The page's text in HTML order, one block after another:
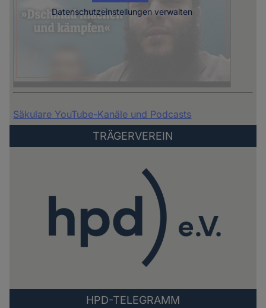
Datenschutzeinstellungen verwalten
Säkulare YouTube-Kanäle und Podcasts
TRÄGERVEREIN
HPD-TELEGRAMM